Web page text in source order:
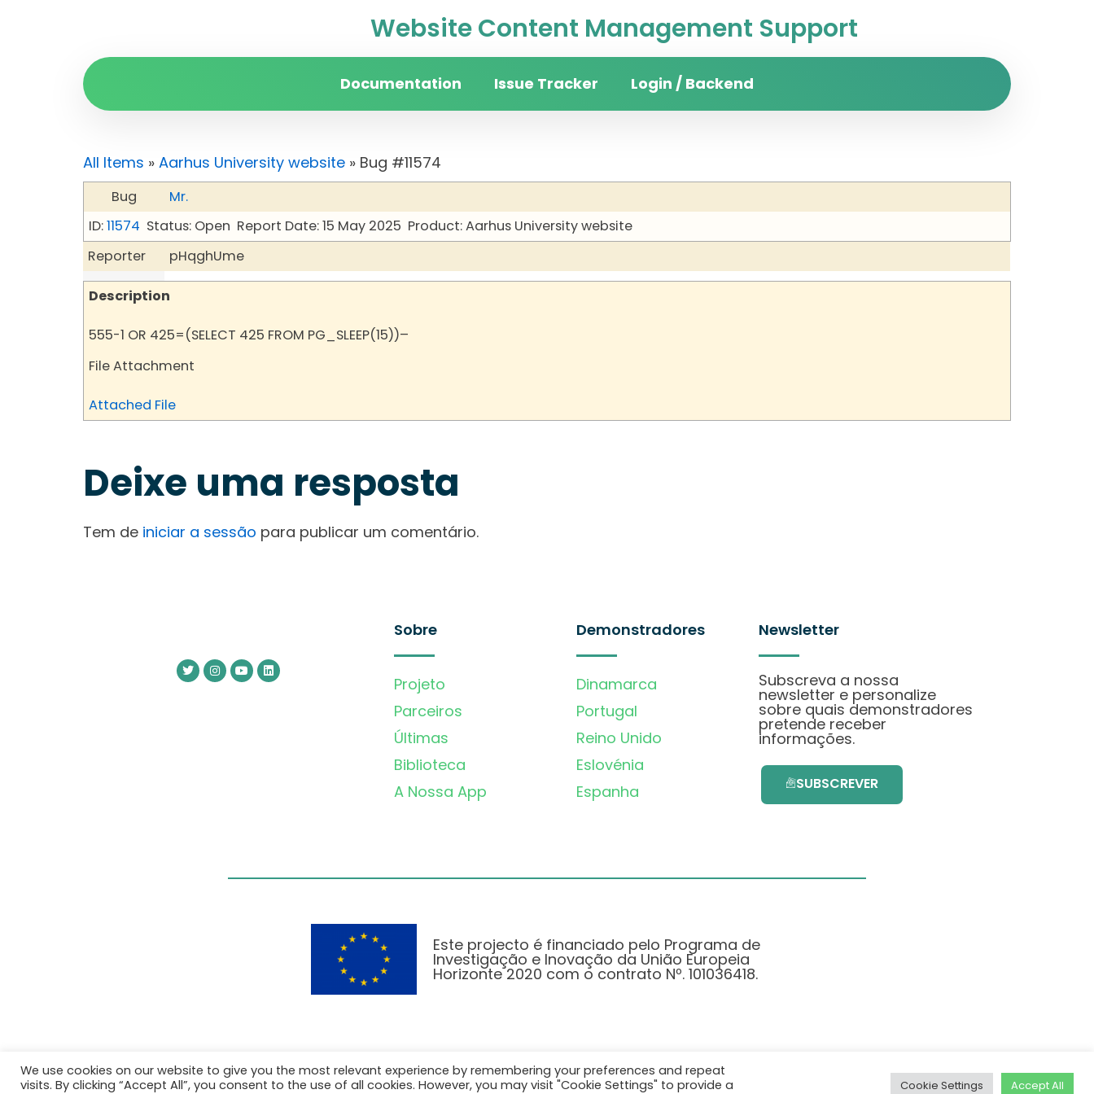
Website Content Management Support
Documentation Issue Tracker Login / Backend
All Items » Aarhus University website » Bug #11574
Bug
Mr.
ID:11574 Status: Open Report Date: 15 May 2025 Product: Aarhus University website
Reporter
pHqghUme
Description
555-1 OR 425=(SELECT 425 FROM PG_SLEEP(15))–
File Attachment
Attached File
Deixe uma resposta
Tem de iniciar a sessão para publicar um comentário.
Sobre
Projeto
Parceiros
Últimas
Biblioteca
A Nossa App
Demonstradores
Dinamarca
Portugal
Reino Unido
Eslovénia
Espanha
Newsletter
Subscreva a nossa
newsletter e personalize
sobre quais demonstradores
pretende receber
informações.
SUBSCREVER
Este projecto é financiado pelo Programa de
Investigação e Inovação da União Europeia
Horizonte 2020 com o contrato Nº. 101036418.
Política de Privacidade|Cookie Policy
We use cookies on our website to give you the most relevant experience by remembering your preferences and repeat
visits. By clicking “Accept All”, you consent to the use of all cookies. However, you may visit "Cookie Settings" to provide a
Cookie Settings Accept All